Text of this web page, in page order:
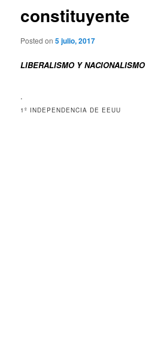
constituyente
Posted on5 julio, 2017
LIBERALISMO Y NACIONALISMO
.
1º INDEPENDENCIA DE EEUU